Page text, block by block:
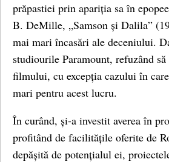
prăpastiei prin apariția sa în
B. DeMille, „Samson și Dalila”
mai mari încasări ale deceniului.
studiourile Paramount, refuzând
filmului, cu excepția cazului în
mari pentru acest lucru.
În curând, și-a investit averea în
profitând de facilitățile oferite de
depășită de potențialul ei,